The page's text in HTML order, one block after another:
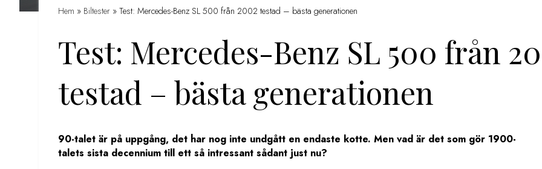
Hem » Biltester » Test: Mercedes-Benz SL 500 från 2002 testad – bästa generationen
Test: Mercedes-Benz SL 500 från
testad – bästa generationen
90-talet är på uppgång, det har nog inte undgått en endaste kotte. Men vad är det som gör 1900-
talets sista decennium till ett så intressant sådant just nu?